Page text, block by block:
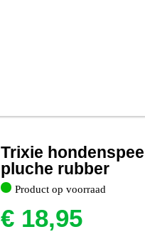
Trixie
pluche rubber
Product op voorraad
€18,95